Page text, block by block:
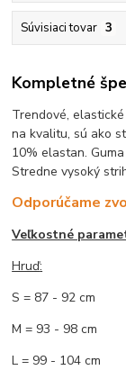
Súvisiaci tovar 3
Kompletné
Trendové,
na kvalitu, sú ako
10% elastan.
Stredne vysoký
Odporúčame
Veľkostné
Hruď:
S = 87 - 92 cm
M = 93 - 98
L = 99 - 104